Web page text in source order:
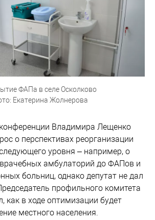
ФАПа в селе Осколково
Екатерина Жолнерова
конференции Владимира Лещенко
о перспективах реорганизации
уровня – например, о
амбулаторий до ФАПов и
больниц, однако депутат не дал
профильного комитета
как в ходе оптимизации будет
местного населения.